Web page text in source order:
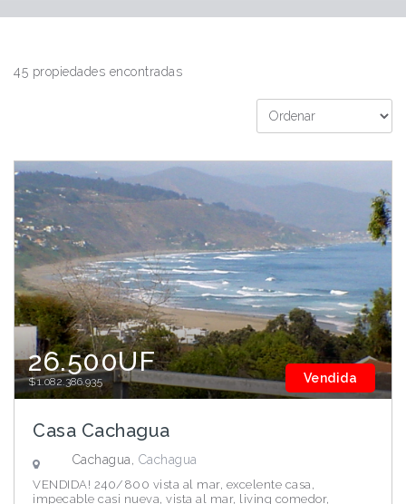
45 propiedades encontradas
Vendida
26.500UF
$1.082.386.935
Casa Cachagua
Cachagua, Cachagua
VENDIDA! 240/800 vista al mar, excelente casa,
impecable casi nueva, vista al mar, living comedor,